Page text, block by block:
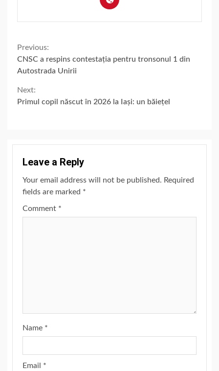
Continue
Reading
Previous:
CNSC a respins contestația pentru tronsonul 1 din
Autostrada Unirii
Next:
Primul copil născut în 2026 la Iași: un băiețel
Leave a Reply
Your email address will not be published. Required
fields are marked *
Comment *
Name *
Email *